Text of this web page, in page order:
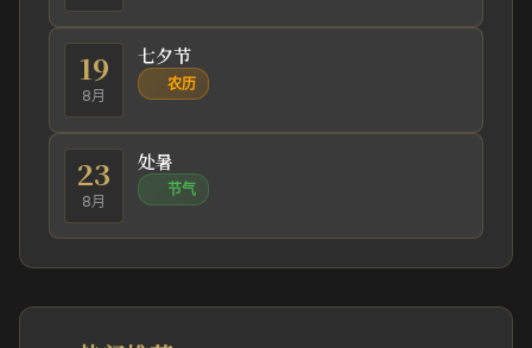
19
8月
七夕节
农历
23
8月
处暑
节气